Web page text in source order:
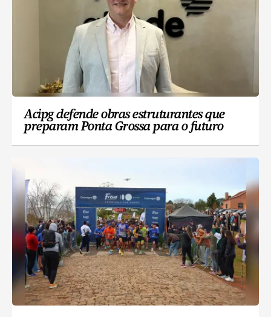
Acipg defende obras estruturantes que
preparam Ponta Grossa para o futuro